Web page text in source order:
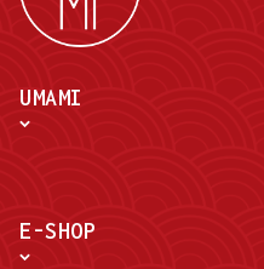
UMAMI
E-SHOP